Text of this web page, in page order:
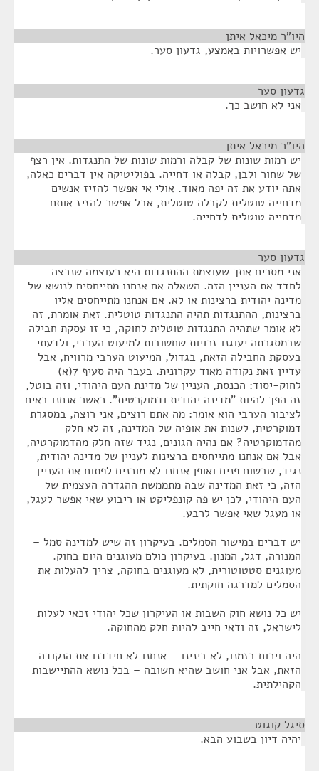
היו"ר מיכאל איתן
יש אפשרויות באמצע, גדעון סער.
גדעון סער
אני לא חושב כך.
היו"ר מיכאל איתן
יש רמות שונות של קבלה ורמות שונות של התנגדות. אין רצף
של שחור ולבן, קבלה או דחייה. בפוליטיקה אין דברים כאלה,
אתה יודע את זה יפה מאוד. אולי אי אפשר להזיז אנשים
מדחייה טוטלית לקבלה טוטלית, אבל אפשר להזיז אותם
מדחייה טוטלית לדחייה.
גדעון סער
אני מסכים אתך שעוצמת ההתנגדות היא כעוצמה שנרצה
לחדד את העניין הזה. השאלה אם אנחנו מתייחסים לנושא של
מדינה יהודית ברצינות או לא. אם אנחנו מתייחסים אליו
ברצינות, ההתנגדות תהיה התנגדות טוטלית. זאת אומרת, זה
לא אומר שתהיה התנגדות טוטלית לחוקה, כי זו עסקת חבילה
שבמסגרתה יעוגנו זכויות שחשובות למיעוט הערבי, ולדעתי
בעסקת החבילה הזאת, בגדול, המיעוט הערבי מרוויח, אבל
עדיין זאת נקודה מאוד עקרונית. בעבר היה סעיף 7(א)
לחוק-יסוד: הכנסת, העניין של מדינת העם היהודי, וזה בוטל,
זה הפך להיות "מדינה יהודית ודמוקרטית". כאשר אנחנו באים
לציבור הערבי הוא אומר: מה אתם רוצים, אני רוצה, במסגרת
דמוקרטית, לשנות את אופיה של המדינה, זה לא חלק
מהדמוקרטיה? אם נהיה הגונים, נגיד שזה חלק מהדמוקרטיה,
אבל אם אנחנו מתייחסים ברצינות לעניין של מדינה יהודית,
נגיד, שבשום פנים ואופן אנחנו לא מוכנים לפתוח את העניין
הזה, כי זאת המדינה שבה מתממשת ההגדרה העצמית של
העם היהודי, לכן יש פה קונפליקט או ריבוע שאי אפשר לעגל,
או מעגל שאי אפשר לרבע.
יש דברים במישור הסמלים. בעיקרון זה שיש למדינה סמל –
המנורה, דגל, המנון. בעיקרון כולם מעוגנים היום בחוק.
מעוגנים סטטוטורית, לא מעוגנים בחוקה, צריך להעלות את
הסמלים למדרגה חוקתית.
יש כל נושא חוק השבות או העיקרון שכל יהודי זכאי לעלות
לישראל, זה ודאי חייב להיות חלק מהחוקה.
היה ויכוח בזמנו, לא בינינו – אנחנו לא חידדנו את הנקודה
הזאת, אבל אני חושב שהיא חשובה – בכל נושא ההתיישבות
הקהילתית.
סיגל קוגוט
יהיה דיון בשבוע הבא.